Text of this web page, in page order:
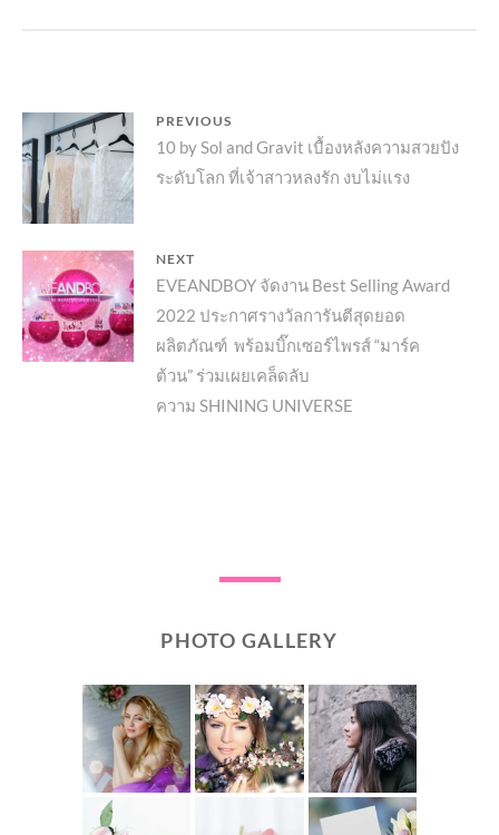
แนะแนว
เรื่อง
PREVIOUS
Previous
post:
10 by Sol and Gravit เบื้องหลังความสวยปัง
ระดับโลก ที่เจ้าสาวหลงรัก งบไม่แรง
NEXT
Next
post:
EVEANDBOY จัดงาน Best Selling Award
2022 ประกาศรางวัลการันตีสุดยอด
ผลิตภัณฑ์ พร้อมบิ๊กเซอร์ไพรส์ “มาร์ค
ต้วน” ร่วมเผยเคล็ดลับ
ความ SHINING UNIVERSE
PHOTO GALLERY